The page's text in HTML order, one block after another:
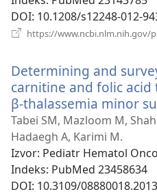
DOI‎: 10.1208/s12248-012-
https://www.ncbi.nlm.nih.gov/
Determining and
carnitine and folic
β-thalassemia minor
Tabei SM, Mazloom M,
Hadaegh A, Karimi M.
Izvor‎: Pediatr Hematol
Indeks‎: PubMed 23458634
DOI‎: 10.3109/